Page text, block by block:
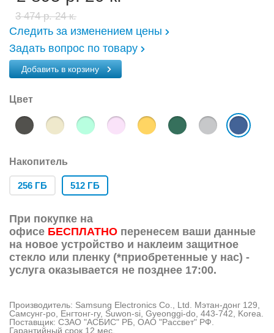
3 474 р. 24 к.
Следить за изменением цены
Задать вопрос по товару
Добавить в корзину
Цвет
Накопитель
256 ГБ 512 ГБ
При покупке на
офисе БЕСПЛАТНО перенесем ваши данные
на новое устройство и наклеим защитное
стекло или пленку (*приобретенные у нас) -
услуга оказывается не позднее 17:00.
Производитель: Samsung Electronics Co., Ltd. Мэтан-донг 129,
Самсунг-ро, Енгтонг-гу, Suwon-si, Gyeonggi-do, 443-742, Korea.
Поставщик: СЗАО "АСБИС" РБ, OАО "Рассвет" РФ.
Гарантийный срок 12 мес.